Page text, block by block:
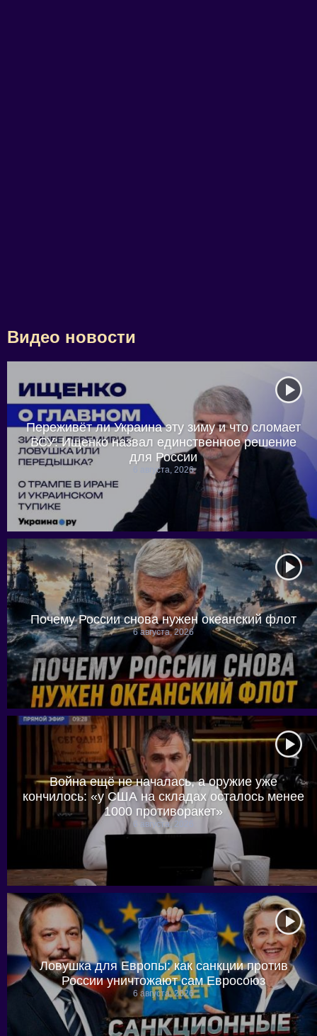
Видео новости
Переживёт ли Украина эту зиму и что сломает
ВСУ: Ищенко назвал единственное решение
для России
6 августа, 2026
Почему России снова нужен океанский флот
6 августа, 2026
Война ещё не началась, а оружие уже
кончилось: «у США на складах осталось менее
1000 противоракет»
6 августа, 2026
Ловушка для Европы: как санкции против
России уничтожают сам Евросоюз
6 августа, 2026